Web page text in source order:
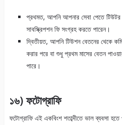
প্রথমত, আপনি আপনার সেবা পেতে
সাবস্ক্রিপশন ফি সংগ্রহ করতে পারেন।
দ্বিতীয়ত, আপনি টিউশন বেতনের থেকে
করার পরে বা শুধু প্রথম মাসের বেতন
পারে।
১৬) ফটোগ্রাফি
ফটোগ্রাফি এই একবিংশ শতাব্দীতে ভাল ব্যবসা হতে